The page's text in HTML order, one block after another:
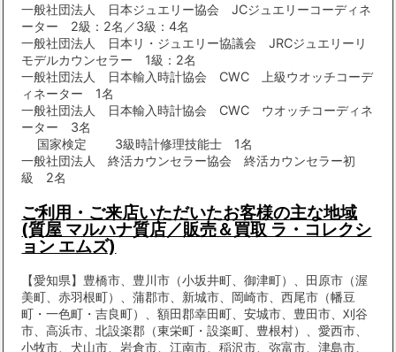
一般社団法人 日本ジュエリー協会 JCジュエリーコーディネ
ーター 2級：2名／3級：4名
一般社団法人 日本リ・ジュエリー協議会 JRCジュエリーリ
モデルカウンセラー 1級：2名
一般社団法人 日本輸入時計協会 CWC 上級ウオッチコーデ
ィネーター 1名
一般社団法人 日本輸入時計協会 CWC ウオッチコーディネ
ーター 3名
国家検定 3級時計修理技能士 1名
一般社団法人 終活カウンセラー協会 終活カウンセラー初
級 2名
ご利用・ご来店いただいたお客様の主な地域
(質屋 マルハナ質店／販売＆買取 ラ・コレクシ
ョン エムズ)
【愛知県】豊橋市、豊川市（小坂井町、御津町）、田原市（渥
美町、赤羽根町）、蒲郡市、新城市、岡崎市、西尾市（幡豆
町・一色町・吉良町）、額田郡幸田町、安城市、豊田市、刈谷
市、高浜市、北設楽郡（東栄町・設楽町、豊根村）、愛西市、
小牧市、犬山市、岩倉市、江南市、稲沢市、弥富市、津島市、